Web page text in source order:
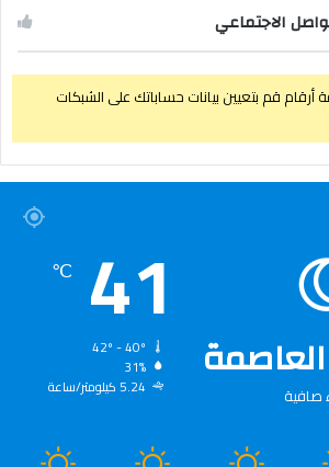
الاجتماعي
قم بتعيين بيانات حساباتك على الشبكات
41
℃
31%
5.24 كيلومتر/ساعة